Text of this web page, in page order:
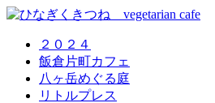
２０２４
飯倉片町カフェ
八ヶ岳めぐる庭
リトルプレス